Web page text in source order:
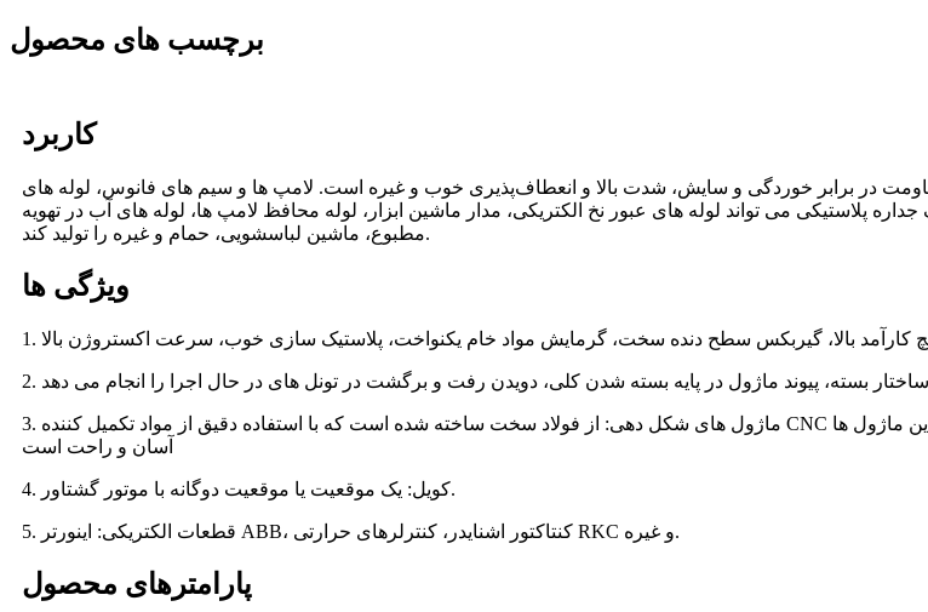
برچسب های محصول
کاربرد
در برابر خوردگی و سایش، شدت بالا و انعطاف‌پذیری خوب و غیره است. لامپ ها و سیم های فانوس، لوله های
پلاستیکی می تواند لوله های عبور نخ الکتریکی، مدار ماشین ابزار، لوله محافظ لامپ ها، لوله های آب در تهویه
مطبوع، ماشین لباسشویی، حمام و غیره را تولید کند.
ویژگی ها
3. ماژول های شکل دهی: از فولاد سخت ساخته شده است که با استفاده دقیق از مواد تکمیل کننده CNC تولید شده برای اطمینان از سختی و دقت ماژول های قالب گیری سروکار دارد. تغییر این ماژول ها
آسان و راحت است
4. کویل: یک موقعیت یا موقعیت دوگانه با موتور گشتاور.
5. قطعات الکتریکی: اینورتر ABB، کنتاکتور اشنایدر، کنترلرهای حرارتی RKC و غیره.
پارامترهای محصول